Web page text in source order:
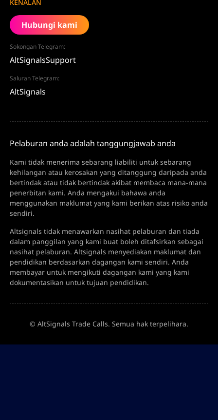
KENALAN
Hubungi kami
Sokongan Telegram:
AltSignalsSupport
Saluran Telegram:
AltSignals
Pelaburan anda adalah tanggungjawab anda
Kami tidak menerima sebarang liabiliti untuk sebarang
kehilangan atau kerosakan yang ditanggung daripada anda
bertindak atau tidak bertindak akibat membaca mana-mana
penerbitan kami. Anda mengakui bahawa anda
menggunakan maklumat yang kami berikan atas risiko anda
sendiri.
Altsignals tidak menawarkan nasihat pelaburan dan tiada
dalam panggilan yang kami buat boleh ditafsirkan sebagai
nasihat pelaburan. Altsignals menyediakan maklumat dan
pendidikan berdasarkan dagangan kami sendiri. Anda
membayar untuk mengikuti dagangan kami yang kami
dokumentasikan untuk tujuan pendidikan.
© AltSignals Trade Calls. Semua hak terpelihara.